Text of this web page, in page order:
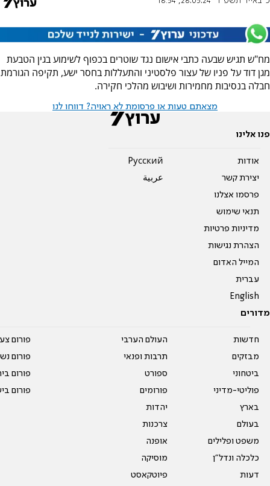
מח"ש תגיש שבעה כתבי אישום נגד שוטרים בכפוף לשימוע בגין הטבעת
מגן דוד על פניו של עצור פלסטיני והתעללות בחסר ישע, תקיפה הגורמת
חבלה בנסיבות מחמירות ושיבוש מהלכי חקירה.
מצאתם טעות או פרסומת לא ראויה? דווחו לנו
פנו אלינו
אודות
יצירת קשר
פרסמו אצלנו
תנאי שימוש
מדיניות פרטיות
הצהרת נגישות
המייל האדום
עברית
English
Pусский
عربية
מדורים
חדשות
מבזקים
ביטחוני
פוליטי-מדיני
בארץ
בעולם
משפט ופלילים
כלכלה ונדל"ן
דעות
העולם הערבי
תרבות ופנאי
ספורט
פורומים
יהדות
צרכנות
אופנה
מוסיקה
פיוטקאסט
פורום
פורום
פורום
פורום